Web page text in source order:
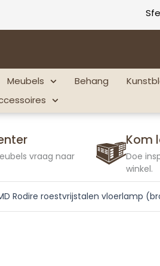
Meubels Behang
vraag naar
Kom
Doe
winkel.
Rodire roestvrijstalen vloerlamp